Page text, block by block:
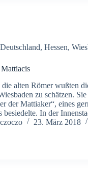
Deutschland,Hessen,
die alten Römer wußten
zu schätzen.
der Mattiaker“, eines
besiedelte. In der
czoczo
23. März 2018